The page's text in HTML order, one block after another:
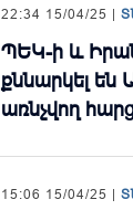
22:34 15/04/25 |
ՊԵԿ-ի և
քննարկել
առնչվող
15:06 15/04/25 |